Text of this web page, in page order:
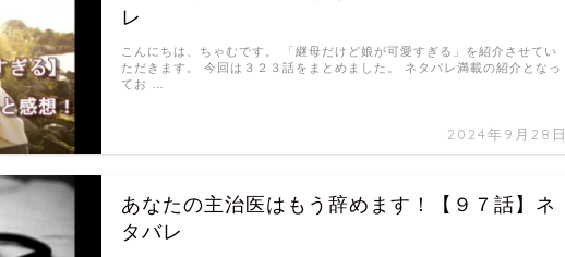
レ
2024年9月28日
こんにちは、ちゃむです。 「継母だけど娘が可愛すぎる」を紹介させてい
ただきます。 今回は３２３話をまとめました。 ネタバレ満載の紹介となっ
てお …
あなたの主治医はもう辞めます！【９７話】ネ
タバレ